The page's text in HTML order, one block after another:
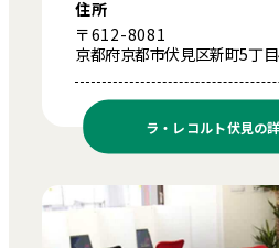
住所
〒612-8081
京都府京都市伏見区新町5丁
ラ・レコルト伏見の